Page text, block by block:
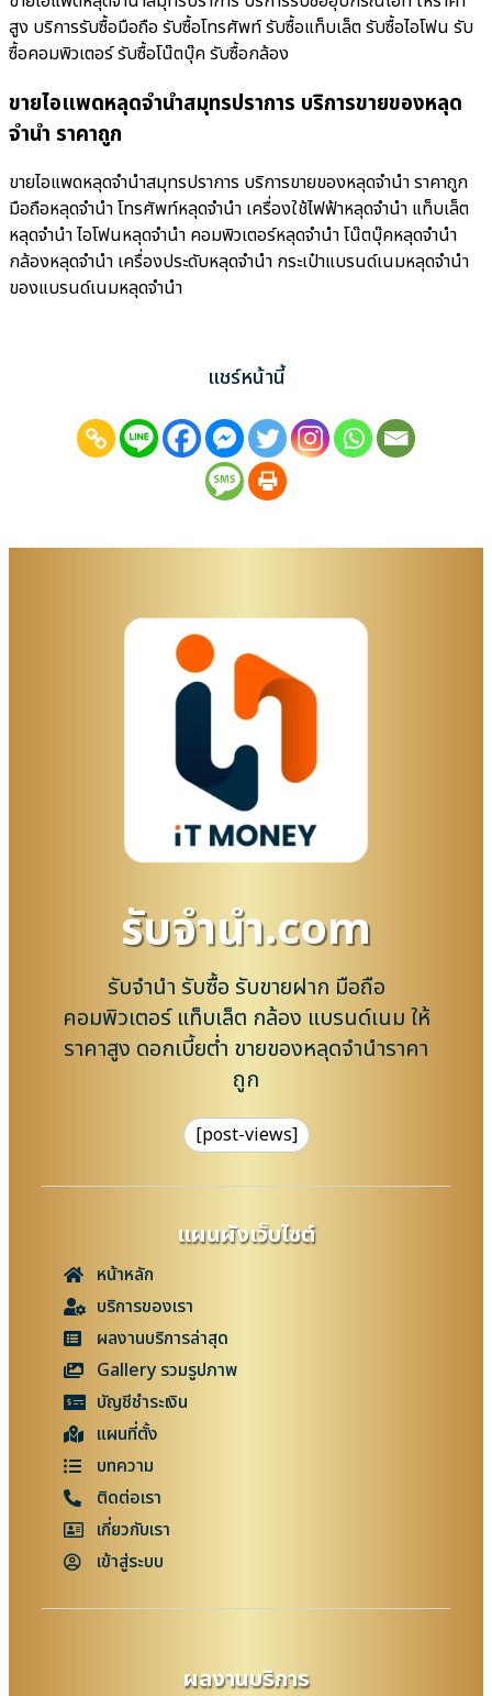
สูง บริการรับซื้อมือถือ รับซื้อโทรศัพท์ รับซื้อแท็บเล็ต รับซื้อไอโฟน รับ
ซื้อคอมพิวเตอร์ รับซื้อโน๊ตบุ๊ค รับซื้อกล้อง
ขายไอแพดหลุดจำนำสมุทรปราการ บริการขายของหลุด
จำนำ ราคาถูก
ขายไอแพดหลุดจำนำสมุทรปราการ บริการขายของหลุดจำนำ ราคาถูก
มือถือหลุดจำนำ โทรศัพท์หลุดจำนำ เครื่องใช้ไฟฟ้าหลุดจำนำ แท็บเล็ต
หลุดจำนำ ไอโฟนหลุดจำนำ คอมพิวเตอร์หลุดจำนำ โน๊ตบุ๊คหลุดจำนำ
กล้องหลุดจำนำ เครื่องประดับหลุดจำนำ กระเป๋าแบรนด์เนมหลุดจำนำ
ของแบรนด์เนมหลุดจำนำ
แชร์หน้านี้
รับจํานํา.com
รับจำนำ รับซื้อ รับขายฝาก มือถือ
คอมพิวเตอร์ แท็บเล็ต กล้อง แบรนด์เนม ให้
ราคาสูง ดอกเบี้ยต่ำ ขายของหลุดจำนำราคา
ถูก
[post-views]
แผนผังเว็บไซต์
หน้าหลัก
บริการของเรา
ผลงานบริการล่าสุด
Gallery รวมรูปภาพ
บัญชีชำระเงิน
แผนที่ตั้ง
บทความ
ติดต่อเรา
เกี่ยวกับเรา
เข้าสู่ระบบ
ผลงานบริการ